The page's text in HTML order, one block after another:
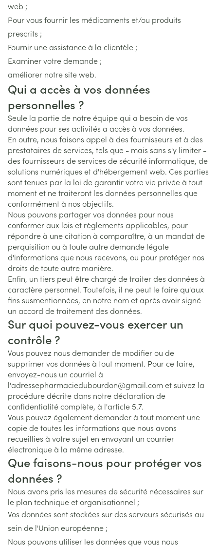
web ;
Pour vous fournir les médicaments et/ou produits
prescrits ;
Fournir une assistance à la clientèle ;
Examiner votre demande ;
améliorer notre site web.
Qui a accès à vos données
personnelles ?
Seule la partie de notre équipe qui a besoin de vos
données pour ses activités a accès à vos données.
En outre, nous faisons appel à des fournisseurs et à des
prestataires de services, tels que - mais sans s'y limiter -
des fournisseurs de services de sécurité informatique, de
solutions numériques et d'hébergement web. Ces parties
sont tenues par la loi de garantir votre vie privée à tout
moment et ne traiteront les données personnelles que
conformément à nos objectifs.
Nous pouvons partager vos données pour nous
conformer aux lois et règlements applicables, pour
répondre à une citation à comparaître, à un mandat de
perquisition ou à toute autre demande légale
d'informations que nous recevons, ou pour protéger nos
droits de toute autre manière.
Enfin, un tiers peut être chargé de traiter des données à
caractère personnel. Toutefois, il ne peut le faire qu'aux
fins susmentionnées, en notre nom et après avoir signé
un accord de traitement des données.
Sur quoi pouvez-vous exercer un
contrôle ?
Vous pouvez nous demander de modifier ou de
supprimer vos données à tout moment. Pour ce faire,
envoyez-nous un courriel à
l'adressepharmaciedubourdon@gmail.com et suivez la
procédure décrite dans notre déclaration de
confidentialité complète, à l'article 5.7.
Vous pouvez également demander à tout moment une
copie de toutes les informations que nous avons
recueillies à votre sujet en envoyant un courrier
électronique à la même adresse.
Que faisons-nous pour protéger vos
données ?
Nous avons pris les mesures de sécurité nécessaires sur
le plan technique et organisationnel ;
Vos données sont stockées sur des serveurs sécurisés au
sein de l'Union européenne ;
Nous pouvons utiliser les données que vous nous